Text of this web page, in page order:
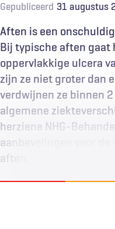
Gepubliceerd 31 augustus
Aften is een
Bij typische aften gaat
oppervlakkige ulcera
zijn ze niet groter dan
verdwijnen ze binnen
algemene
herziene NHG-
aanbevelingen voor
aften.